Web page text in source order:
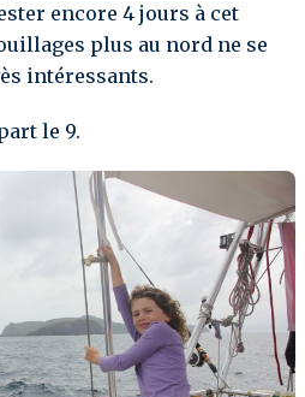
encore 4 jours à cet
plus au nord ne se
intéressants.
le 9.